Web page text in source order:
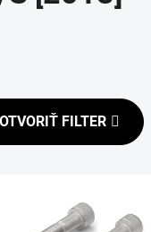
OTVORIŤ FILTER